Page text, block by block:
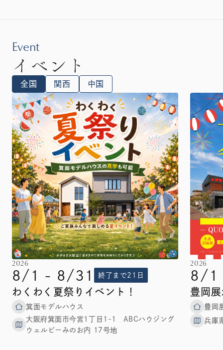
Event
イベント
全国 関西 中国
2026
8/1 - 8/31 終了まで21日
わくわく夏祭りイベント！
箕面モデルハウス
大阪府箕面市今宮1丁目1-1 ABCハウジング
ウェルビーみのお内 17号地
2026
8/1
豊岡
豊岡
兵庫